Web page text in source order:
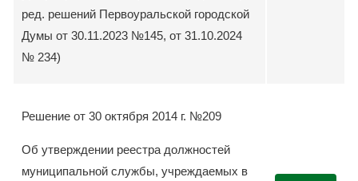
ред. решений Первоуральской городской
Думы от 30.11.2023 №145, от 31.10.2024
№ 234)
Решение от 30 октября 2014 г. №209
Об утверждении реестра должностей
муниципальной службы, учреждаемых в